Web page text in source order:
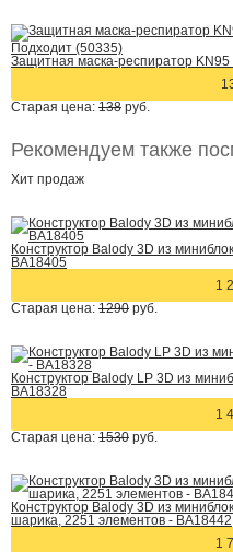
Подходит (50335)
Защитная маска-респиратор
Старая цена: 138 руб.
Рекомендуем также
Хит продаж
Конструктор Balody 3D из
BA18405
1
Старая цена: 1290 руб.
Конструктор Balody LP 3D из
BA18328
1
Старая цена: 1530 руб.
Конструктор Balody 3D из
шарика, 2251 элементов - BA18442
1